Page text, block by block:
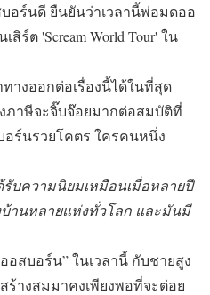
อร์นดี ยืนยันว่าเวลานี้พ่อมดออ
ร์ต 'Scream World Tour' ใน
างออกต่อเรื่องนี้ได้ในที่สุด
ภาษีจะจิ๊บจ๊อยมากต่อสมบัติที่
อร์นรวยโคตร ใครคนหนึ่ง
บความนิยมเหมือนเมื่อหลายปี
บ้านหลายแห่งทั่วโลก และมันมี
สบอร์น” ในเวลานี้ กับชายสูง
ร้างสมมาคงเพียงพอที่จะต่อย